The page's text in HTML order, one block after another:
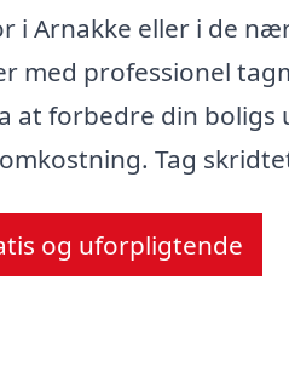
i Arnakke eller i de
med professionel
at forbedre din
Tag
og uforpligtende